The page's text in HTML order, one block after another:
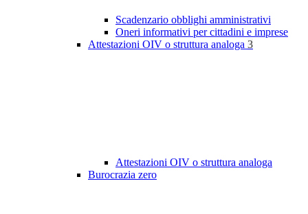
Scadenzario obblighi amministrativi
Oneri informativi per cittadini e imprese
Attestazioni OIV o struttura analoga 3
Attestazioni OIV o struttura analoga
Burocrazia zero